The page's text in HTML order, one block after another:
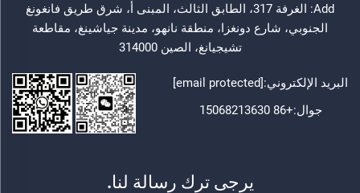
Add: الغرفة 317، الطابق الثالث، المبنى أ، شرق طريق فانغونغ
الجنوبي، شارع دونغزا، منطقة نانهو، مدينة جياشينغ، مقاطعة
تشيجيانغ، الصين 314000
البريد الإلكتروني:[email protected]
جوال:+86 15068213630
يرجى ترك رسالة لنا.